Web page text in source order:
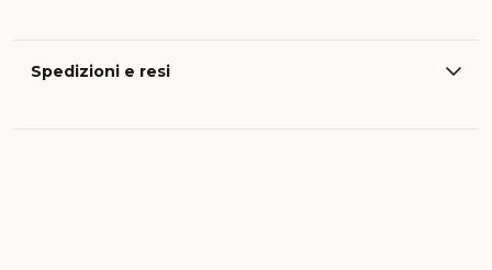
Spedizioni e resi